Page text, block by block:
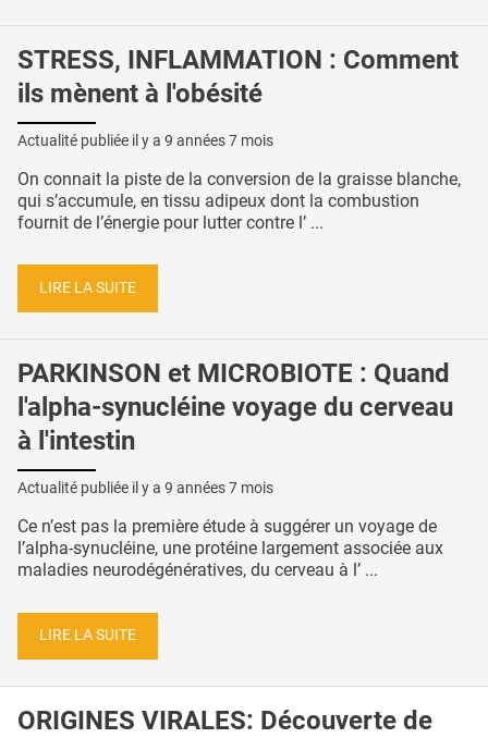
STRESS, INFLAMMATION : Comment
ils mènent à l'obésité
Actualité publiée il y a 9 années 7 mois
On connait la piste de la conversion de la graisse blanche,
qui s’accumule, en tissu adipeux dont la combustion
fournit de l’énergie pour lutter contre l’ ...
LIRE LA SUITE
PARKINSON et MICROBIOTE : Quand
l'alpha-synucléine voyage du cerveau
à l'intestin
Actualité publiée il y a 9 années 7 mois
Ce n’est pas la première étude à suggérer un voyage de
l’alpha-synucléine, une protéine largement associée aux
maladies neurodégénératives, du cerveau à l’ ...
LIRE LA SUITE
ORIGINES VIRALES: Découverte de